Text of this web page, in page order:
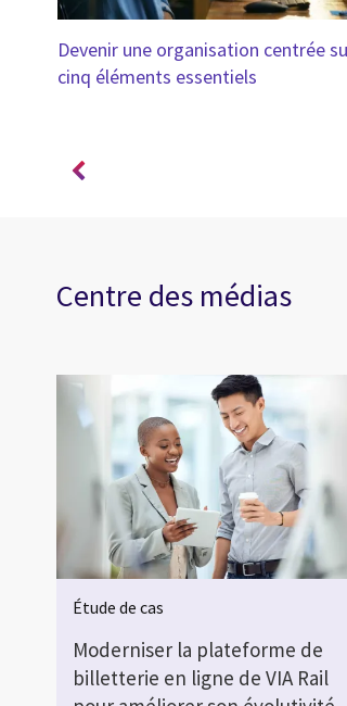
Devenir une organisation centrée
cinq éléments essentiels
Centre des médias
Étude de cas
Moderniser la plateforme de
billetterie en ligne de VIA Rail